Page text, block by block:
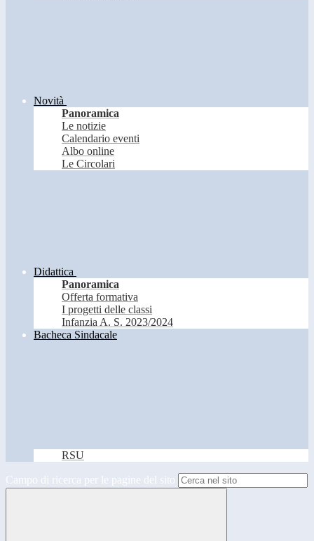
Novità
Panoramica
Le notizie
Calendario eventi
Albo online
Le Circolari
Didattica
Panoramica
Offerta formativa
I progetti delle classi
Infanzia A. S. 2023/2024
Bacheca Sindacale
RSU
Campo di ricerca per le pagine del sito